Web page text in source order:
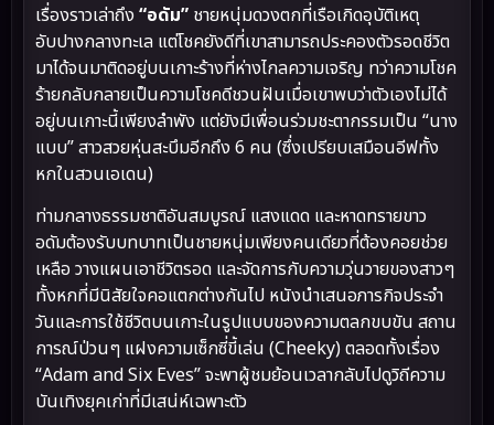
เรื่องราวเล่าถึง “อดัม” ชายหนุ่มดวงตกที่เรือเกิดอุบัติเหตุ
อับปางกลางทะเล แต่โชคยังดีที่เขาสามารถประคองตัวรอดชีวิต
มาได้จนมาติดอยู่บนเกาะร้างที่ห่างไกลความเจริญ ทว่าความโชค
ร้ายกลับกลายเป็นความโชคดีชวนฝันเมื่อเขาพบว่าตัวเองไม่ได้
อยู่บนเกาะนี้เพียงลำพัง แต่ยังมีเพื่อนร่วมชะตากรรมเป็น “นาง
แบบ” สาวสวยหุ่นสะบึมอีกถึง 6 คน (ซึ่งเปรียบเสมือนอีฟทั้ง
หกในสวนเอเดน)
ท่ามกลางธรรมชาติอันสมบูรณ์ แสงแดด และหาดทรายขาว
อดัมต้องรับบทบาทเป็นชายหนุ่มเพียงคนเดียวที่ต้องคอยช่วย
เหลือ วางแผนเอาชีวิตรอด และจัดการกับความวุ่นวายของสาวๆ
ทั้งหกที่มีนิสัยใจคอแตกต่างกันไป หนังนำเสนอภารกิจประจำ
วันและการใช้ชีวิตบนเกาะในรูปแบบของความตลกขบขัน สถาน
การณ์ป่วนๆ แฝงความเซ็กซี่ขี้เล่น (Cheeky) ตลอดทั้งเรื่อง
“Adam and Six Eves” จะพาผู้ชมย้อนเวลากลับไปดูวิถีความ
บันเทิงยุคเก่าที่มีเสน่ห์เฉพาะตัว